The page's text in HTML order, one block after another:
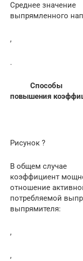
Среднее значение
выпрямленного
,
.
Способы
повышения
Рисунок ?
В общем случае
коэффициент
отношение
потребляемой
выпрямителя:
,
,